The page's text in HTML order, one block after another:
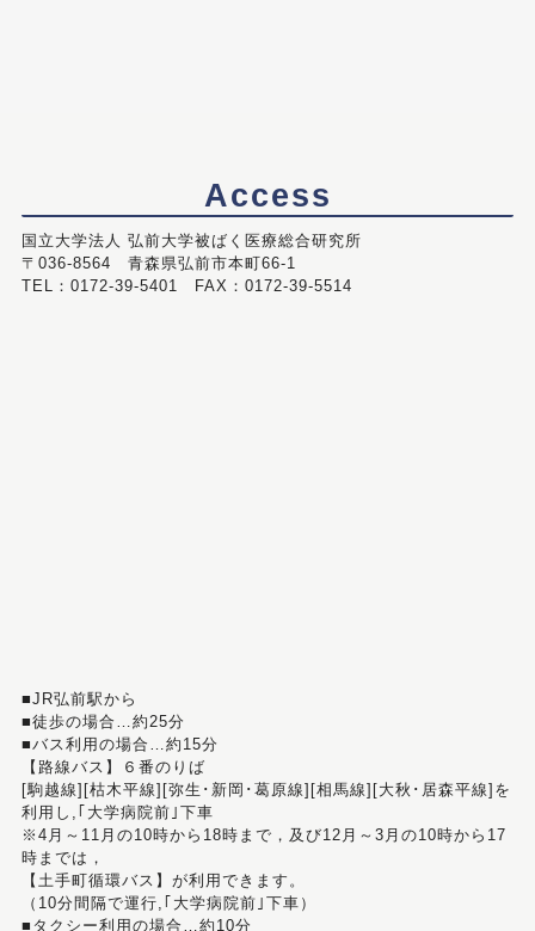
Access
国立大学法人 弘前大学被ばく医療総合研究所
〒036-8564 青森県弘前市本町66-1
TEL：0172-39-5401 FAX：0172-39-5514
■JR弘前駅から
■徒歩の場合…約25分
■バス利用の場合…約15分
【路線バス】６番のりば
[駒越線][枯木平線][弥生･新岡･葛原線][相馬線][大秋･居森平線]を
利用し,｢大学病院前｣下車
※4月～11月の10時から18時まで，及び12月～3月の10時から17
時までは，
【土手町循環バス】が利用できます。
（10分間隔で運行,｢大学病院前｣下車）
■タクシー利用の場合…約10分